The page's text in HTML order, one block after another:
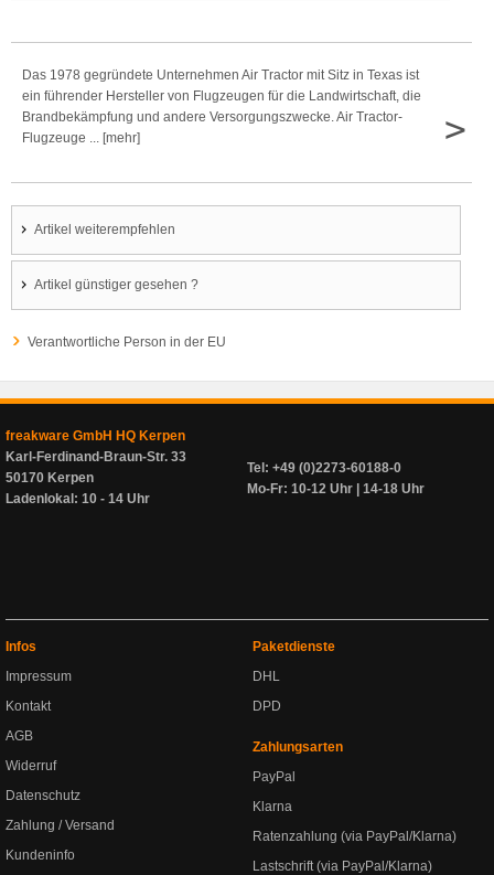
Das 1978 gegründete Unternehmen Air Tractor mit Sitz in Texas ist
ein führender Hersteller von Flugzeugen für die Landwirtschaft, die
Brandbekämpfung und andere Versorgungszwecke. Air Tractor-
Flugzeuge ... [mehr]
>
Artikel weiterempfehlen
Artikel günstiger gesehen ?
Verantwortliche Person in der EU
freakware GmbH HQ Kerpen
Karl-Ferdinand-Braun-Str. 33
50170 Kerpen
Ladenlokal: 10 - 14 Uhr
Tel: +49 (0)2273-60188-0
Mo-Fr: 10-12 Uhr | 14-18 Uhr
Infos
Impressum
Kontakt
AGB
Widerruf
Datenschutz
Zahlung / Versand
Kundeninfo
Paketdienste
DHL
DPD
Zahlungsarten
PayPal
Klarna
Ratenzahlung (via PayPal/Klarna)
Lastschrift (via PayPal/Klarna)